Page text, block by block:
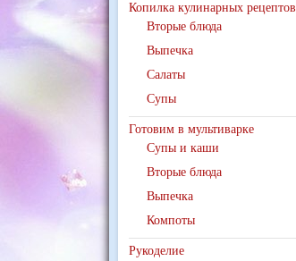
Копилка кулинарных рецептов
Вторые блюда
Выпечка
Салаты
Супы
Готовим в мультиварке
Супы и каши
Вторые блюда
Выпечка
Компоты
Рукоделие